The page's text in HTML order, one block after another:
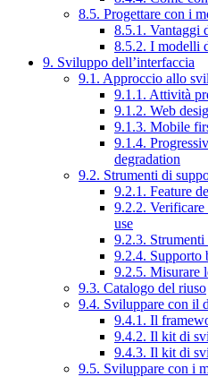
8.5. Progettare con i
8.5.1. Vantaggi
8.5.2. I modelli
9. Sviluppo dell’interfaccia
9.1. Approccio allo
9.1.1. Attività
9.1.2. Web
9.1.3. Mobile
9.1.4.
degradation
9.2. Strumenti di
9.2.1. Feature
9.2.2.
use
9.2.3. Strumenti
9.2.4. Supporto
9.2.5. Misurare
9.3. Catalogo del riuso
9.4. Sviluppare con il
9.4.1. Il
9.4.2. Il kit di
9.4.3. Il kit di
9.5. Sviluppare con i